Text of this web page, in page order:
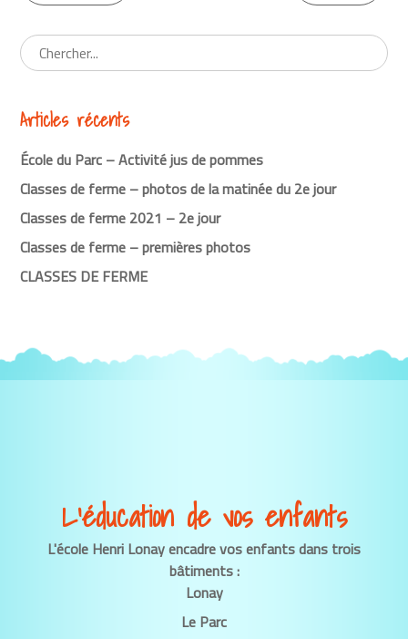
la
lecture
Articles récents
École du Parc – Activité jus de pommes
Classes de ferme – photos de la matinée du 2e jour
Classes de ferme 2021 – 2e jour
Classes de ferme – premières photos
CLASSES DE FERME
L’éducation de vos enfants
L'école Henri Lonay encadre vos enfants dans trois
bâtiments :
Lonay
Le Parc